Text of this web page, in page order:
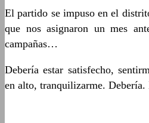
El partido se impuso en el
que nos asignaron un mes
campañas…
Debería estar satisfecho,
en alto, tranquilizarme. Debería.